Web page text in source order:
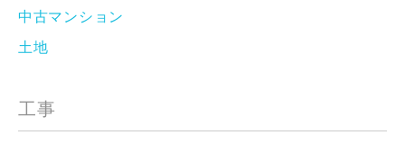
中古マンション
土地
工事